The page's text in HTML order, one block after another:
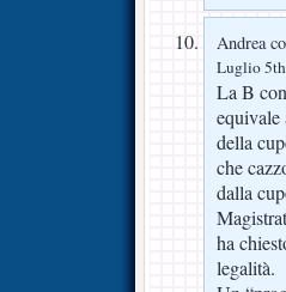
Andrea
Luglio
La B
equivale
della
che
dalla
ha
legalità.